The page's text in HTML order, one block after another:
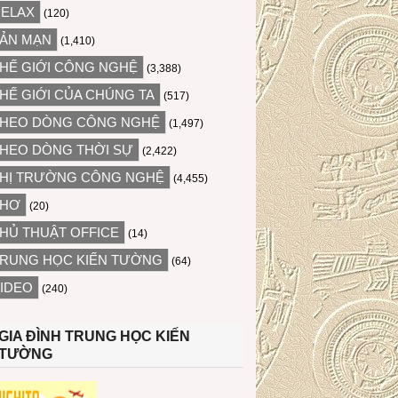
(120)
MẠN (1,410)
GIỚI CÔNG NGHỆ (3,388)
GIỚI CỦA CHÚNG TA (517)
DÒNG CÔNG NGHỆ (1,497)
DÒNG THỜI SỰ (2,422)
TRƯỜNG CÔNG NGHỆ (4,455)
(20)
THUẬT OFFICE (14)
HỌC KIẾN TƯỜNG (64)
(240)
ĐÌNH TRUNG HỌC KIẾN